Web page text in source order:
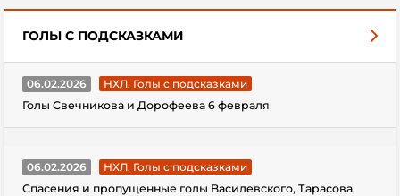
ГОЛЫ С ПОДСКАЗКАМИ
06.02.2026
НХЛ. Голы с подсказками
Голы Свечникова и Дорофеева 6 февраля
06.02.2026
НХЛ. Голы с подсказками
Спасения и пропущенные голы Василевского, Тарасова,